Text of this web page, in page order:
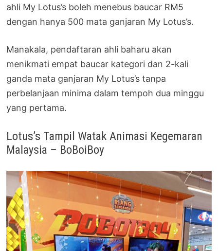
ahli My Lotus’s boleh menebus baucar RM5
dengan hanya 500 mata ganjaran My Lotus’s.
Manakala, pendaftaran ahli baharu akan
menikmati empat baucar kategori dan 2-kali
ganda mata ganjaran My Lotus’s tanpa
perbelanjaan minima dalam tempoh dua minggu
yang pertama.
Lotus’s Tampil Watak Animasi Kegemaran
Malaysia – BoBoiBoy